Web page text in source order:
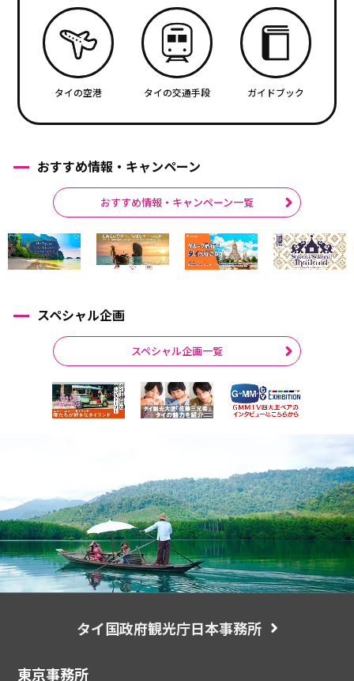
タイの空港 タイの交通手段 ガイドブック
おすすめ情報・キャンペーン
おすすめ情報・キャンペーン一覧
スペシャル企画
スペシャル企画一覧
タイ国政府観光庁日本事務所
東京事務所